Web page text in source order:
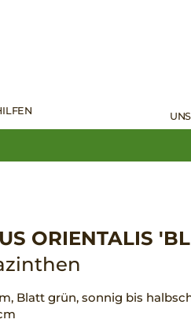
ORIENTALIS
Blatt grün, sonnig bis